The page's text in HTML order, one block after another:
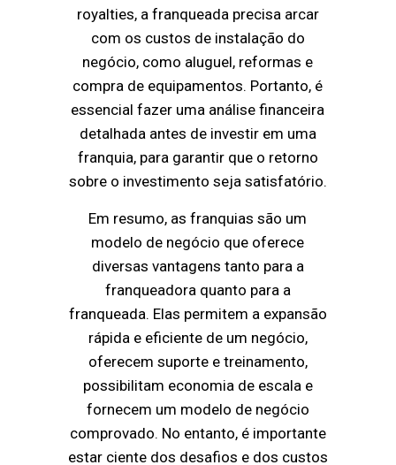
royalties, a franqueada precisa arcar
com os custos de instalação do
negócio, como aluguel, reformas e
compra de equipamentos. Portanto, é
essencial fazer uma análise financeira
detalhada antes de investir em uma
franquia, para garantir que o retorno
sobre o investimento seja satisfatório.
Em resumo, as franquias são um
modelo de negócio que oferece
diversas vantagens tanto para a
franqueadora quanto para a
franqueada. Elas permitem a expansão
rápida e eficiente de um negócio,
oferecem suporte e treinamento,
possibilitam economia de escala e
fornecem um modelo de negócio
comprovado. No entanto, é importante
estar ciente dos desafios e dos custos